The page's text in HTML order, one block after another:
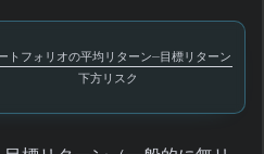
ト フ ォ リ オの平均 リ タ ーン–目標リ タ ーン
下方リ ス ク